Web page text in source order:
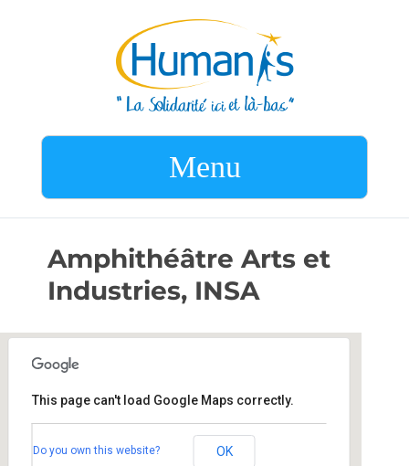
Menu
Amphithéâtre Arts et
Industries, INSA
Amphithéâtre Arts et Industries, INSA
24 Boulevard de la Victoire - Strasbourg
This page can't load Google Maps correctly.
Do you own this website? OK